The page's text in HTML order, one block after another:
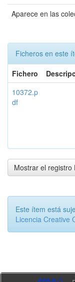
Aparece en las
Ficheros en este
Fichero
10372.p
df
Mostrar el registro
Este ítem está
Licencia Creative